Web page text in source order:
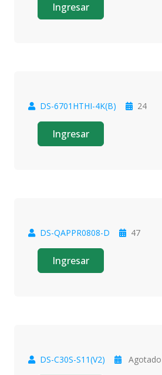
Ingresar
Oferta
DS-6701HTHI-4K(B) 24
Ingresar
Oferta
DS-QAPPR0808-D 47
Ingresar
Oferta
DS-C30S-S11(V2) Agotado